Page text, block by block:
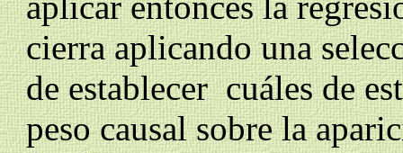
cierra aplicando una
de establecer cuáles de
peso causal sobre la